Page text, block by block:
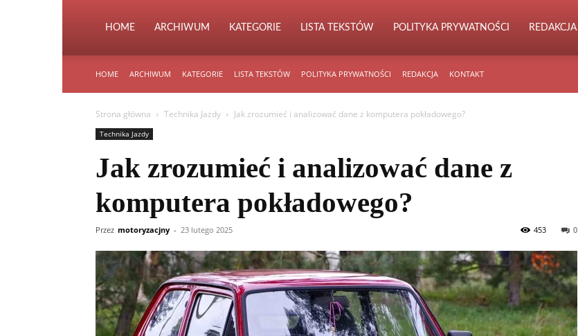
HOME ARCHIWUM KATEGORIE LISTA TEKSTÓW POLITYKA PRYWATNOŚCI REDAKCJA
HOME ARCHIWUM KATEGORIE LISTA TEKSTÓW POLITYKA PRYWATNOŚCI REDAKCJA KONTAKT
Strona główna Technika Jazdy Jak zrozumieć i analizować dane z komputera pokładowego?
Technika Jazdy
Jak zrozumieć i analizować dane z
komputera pokładowego?
Przez motoryzacjny - 23 lutego 2025 0
453